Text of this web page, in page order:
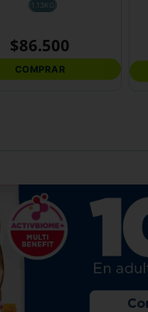
1.13KG
$86.500
COMPRAR